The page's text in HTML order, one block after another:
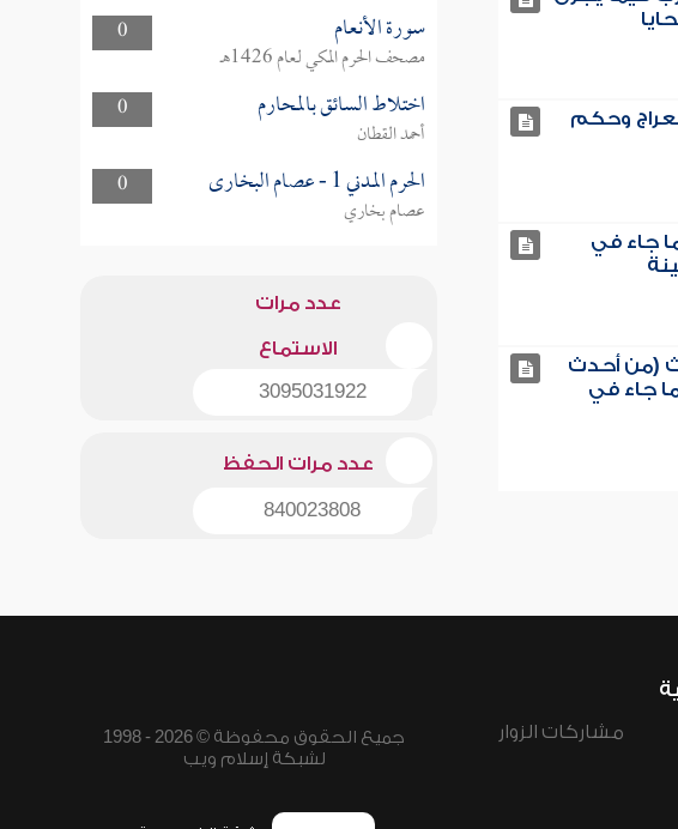
وحكم
جاء في
(من أحدث
جاء في
0
سورة الأنعام
مصحف الحرم المكي لعام 1426هـ
0
اختلاط السائق بالمحارم
أحمد القطان
0
الحرم المدني 1 - عصام البخارى
عصام بخاري
عدد مرات
الاستماع
3095031922
عدد مرات الحفظ
840023808
مشاركات الزوار
جميع الحقوق محفوظة © 2026 - 1998
لشبكة إسلام ويب